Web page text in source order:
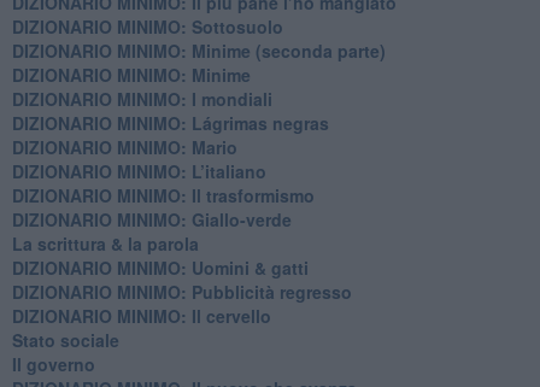
DIZIONARIO MINIMO: Sottosuolo
DIZIONARIO MINIMO: Minime (seconda parte)
DIZIONARIO MINIMO: Minime
DIZIONARIO MINIMO: ​I mondiali
DIZIONARIO MINIMO: ​Lágrimas negras
DIZIONARIO MINIMO: Mario
DIZIONARIO MINIMO: L’italiano
DIZIONARIO MINIMO: Il trasformismo
DIZIONARIO MINIMO: Giallo-verde
La scrittura & la parola
​DIZIONARIO MINIMO: Uomini & gatti
DIZIONARIO MINIMO: ​Pubblicità regresso
DIZIONARIO MINIMO: Il cervello
Stato sociale
Il governo